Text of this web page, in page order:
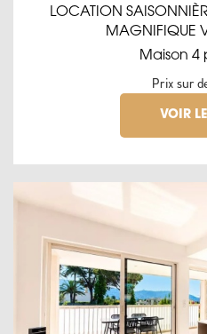
LOCATION
MAGNIFIQUE
Maison 4
Prix sur
VOIR